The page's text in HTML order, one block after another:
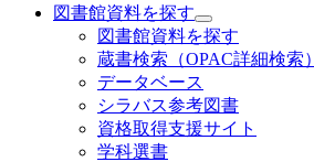
図書館資料を探す
図書館資料を探す
蔵書検索（OPAC詳細検索）
データベース
シラバス参考図書
資格取得支援サイト
学科選書